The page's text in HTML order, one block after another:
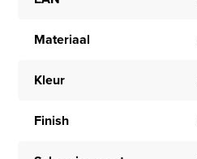
Materiaal
Kleur
Finish